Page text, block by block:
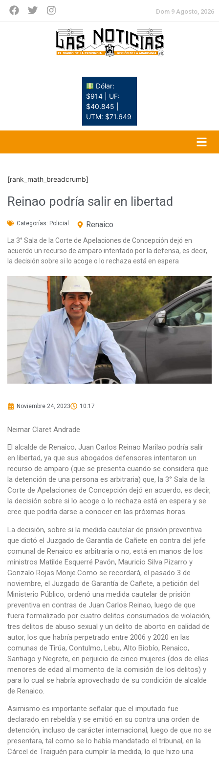
Dom 9 Agosto, 2026
Dólar:
$914 | UF:
$40.845 |
UTM: $71.649
[rank_math_breadcrumb]
Reinao podría salir en libertad
Categorías: Policial Renaico
La 3° Sala de la Corte de Apelaciones de Concepción dejó en
acuerdo un recurso de amparo intentado por la defensa, es decir,
la decisión sobre si lo acoge o lo rechaza está en espera
Noviembre 24, 2023 10:17
Neimar Claret Andrade
El alcalde de Renaico, Juan Carlos Reinao Marilao podría salir
en libertad, ya que sus abogados defensores intentaron un
recurso de amparo (que se presenta cuando se considera que
la detención de una persona es arbitraria) que, la 3° Sala de la
Corte de Apelaciones de Concepción dejó en acuerdo, es decir,
la decisión sobre si lo acoge o lo rechaza está en espera y se
cree que podría darse a conocer en las próximas horas.
La decisión, sobre si la medida cautelar de prisión preventiva
que dictó el Juzgado de Garantía de Cañete en contra del jefe
comunal de Renaico es arbitraria o no, está en manos de los
ministros Matilde Esquerré Pavón, Mauricio Silva Pizarro y
Gonzalo Rojas Monje.Como se recordará, el pasado 3 de
noviembre, el Juzgado de Garantía de Cañete, a petición del
Ministerio Público, ordenó una medida cautelar de prisión
preventiva en contras de Juan Carlos Reinao, luego de que
fuera formalizado por cuatro delitos consumados de violación,
tres delitos de abuso sexual y un delito de aborto en calidad de
autor, los que habría perpetrado entre 2006 y 2020 en las
comunas de Tirúa, Contulmo, Lebu, Alto Biobío, Renaico,
Santiago y Negrete, en perjuicio de cinco mujeres (dos de ellas
menores de edad al momento de la comisión de los delitos) y
para lo cual se habría aprovechado de su condición de alcalde
de Renaico.
Asimismo es importante señalar que el imputado fue
declarado en rebeldía y se emitió en su contra una orden de
detención, incluso de carácter internacional, luego de que no se
presentara, tal como se lo había mandatado el tribunal, en la
Cárcel de Traiguén para cumplir la medida, lo que hizo una